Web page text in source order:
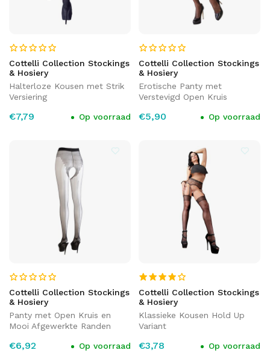
Cottelli Collection Stockings
& Hosiery
Halterloze Kousen met Strik
Versiering
€7,79 Op voorraad
Cottelli Collection Stockings
& Hosiery
Erotische Panty met
Verstevigd Open Kruis
€5,90 Op voorraad
Cottelli Collection Stockings
& Hosiery
Panty met Open Kruis en
Mooi Afgewerkte Randen
€6,92 Op voorraad
Cottelli Collection Stockings
& Hosiery
Klassieke Kousen Hold Up
Variant
€3,78 Op voorraad